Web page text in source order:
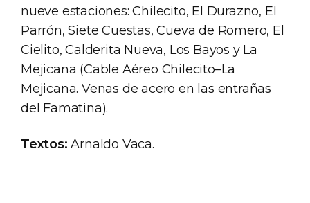
nueve estaciones: Chilecito, El Durazno, El
Parrón, Siete Cuestas, Cueva de Romero, El
Cielito, Calderita Nueva, Los Bayos y La
Mejicana (Cable Aéreo Chilecito–La
Mejicana. Venas de acero en las entrañas
del Famatina).
Textos: Arnaldo Vaca.